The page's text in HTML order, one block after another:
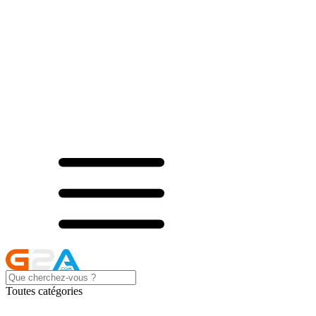
Toutes catégories